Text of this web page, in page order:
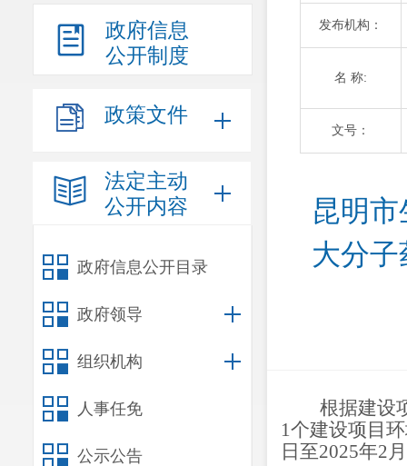
政府信息
公开制度
政策文件
法定主动
公开内容
政府信息公开目录
政府领导
组织机构
人事任免
公示公告
发布机构：
名 称:
文号：
昆明
大分
根据建设
1个建设项目
日至2025年2月